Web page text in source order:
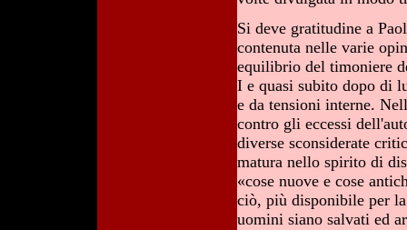
Si deve gratitudine a
contenuta nelle varie
equilibrio del timoniere
I e quasi subito dopo di
e da tensioni interne.
contro gli eccessi
diverse sconsiderate
matura nello spirito di
«cose nuove e cose
ciò, più disponibile per
uomini siano salvati ed